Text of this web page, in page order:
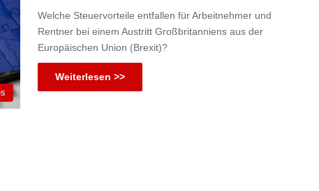
Welche Steuervorteile entfallen für Arbeitnehmer und
Rentner bei einem Austritt Großbritanniens aus der
Europäischen Union (Brexit)?
Weiterlesen >>